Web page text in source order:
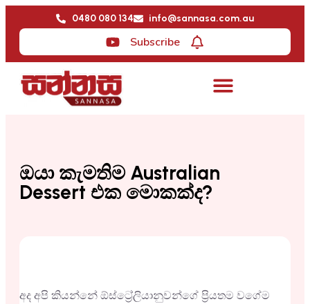
0480 080 134 info@sannasa.com.au
Subscribe
ඔයා කැමතිම Australian
Dessert එක මොකක්ද?
අද අපි කියන්නේ ඕස්ට්‍රේලියානුවන්ගේ ප්‍රියතම වගේම